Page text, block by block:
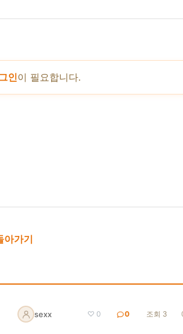
인이 필요합니다.
아가기
sexx ♡ 0 0 조회 3